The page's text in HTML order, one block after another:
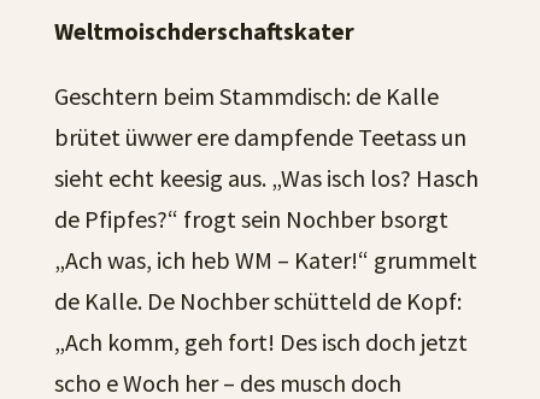
Weltmoischderschaftskater
Geschtern beim Stammdisch: de Kalle
brütet üwwer ere dampfende Teetass un
sieht echt keesig aus. „Was isch los? Hasch
de Pfipfes?“ frogt sein Nochber bsorgt
„Ach was, ich heb WM – Kater!“ grummelt
de Kalle. De Nochber schütteld de Kopf:
„Ach komm, geh fort! Des isch doch jetzt
scho e Woch her – des musch doch